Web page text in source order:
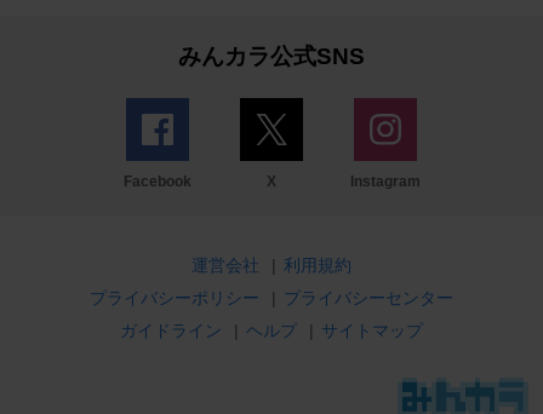
みんカラ公式SNS
Facebook X Instagram
運営会社 | 利用規約
プライバシーポリシー
| プライバシーセンター
ガイドライン
| ヘルプ | サイトマップ